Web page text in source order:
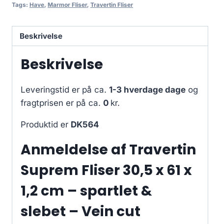
Tags: Have, Marmor Fliser, Travertin Fliser
Beskrivelse
Beskrivelse
Leveringstid er på ca. 1-3 hverdage dage og
fragtprisen er på ca. 0 kr.
Produktid er DK564
Anmeldelse af Travertin
Suprem Fliser 30,5 x 61 x
1,2 cm – spartlet &
slebet – Vein cut